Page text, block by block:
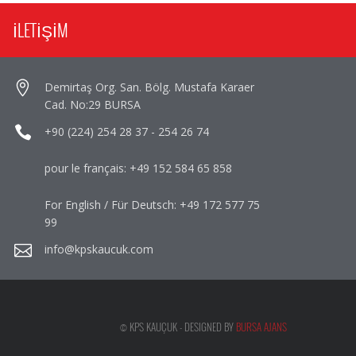
İLETİŞİM
Demirtaş Org. San. Bölg. Mustafa Karaer
Cad. No:29 BURSA
+90 (224) 254 28 37 - 254 26 74
pour le français: +49 152 584 65 858
For English / Für Deutsch: +49 172 577 75
99
info@kpskaucuk.com
© KPS KAUÇUK - DESIGNED BY BURSA AJANS